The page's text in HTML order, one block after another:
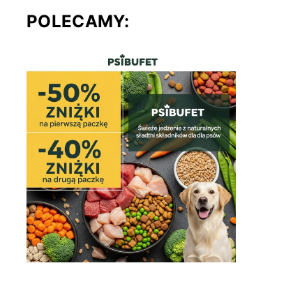
POLECAMY: